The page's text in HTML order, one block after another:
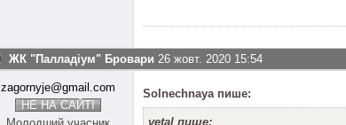
ЖК "Палладіум" Бровари 26 жовт. 2020 15:54
zagornyje@gmail.com
НЕ НА САЙТІ
Solnechnaya пише:
vetal пише: